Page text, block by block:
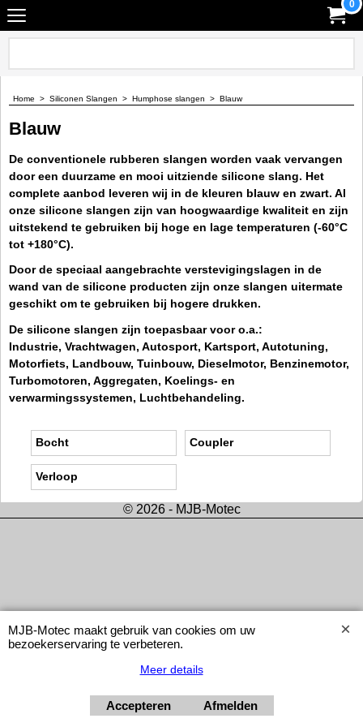
0
Home > Siliconen Slangen > Humphose slangen > Blauw
Blauw
De conventionele rubberen slangen worden vaak vervangen
door een duurzame en mooi uitziende silicone slang. Het
complete aanbod leveren wij in de kleuren blauw en zwart. Al
onze silicone slangen zijn van hoogwaardige kwaliteit en zijn
uitstekend te gebruiken bij hoge en lage temperaturen (-60°C
tot +180°C).
Door de speciaal aangebrachte verstevigingslagen in de
wand van de silicone producten zijn onze slangen uitermate
geschikt om te gebruiken bij hogere drukken.
De silicone slangen zijn toepasbaar voor o.a.:
Industrie, Vrachtwagen, Autosport, Kartsport, Autotuning,
Motorfiets, Landbouw, Tuinbouw, Dieselmotor, Benzinemotor,
Turbomotoren, Aggregaten, Koelings- en
verwarmingssystemen, Luchtbehandeling.
Bocht Coupler
Verloop
© 2026 - MJB-Motec
MJB-Motec maakt gebruik van cookies om uw
bezoekerservaring te verbeteren.
Meer details
Accepteren Afmelden